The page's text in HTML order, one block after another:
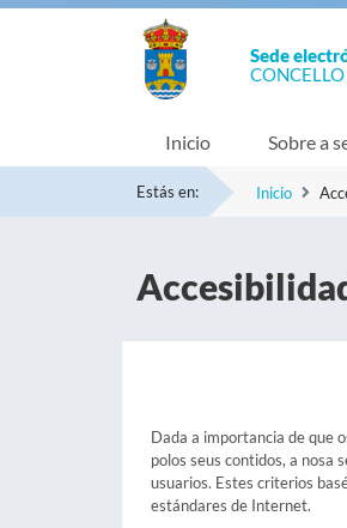
Sede
Inicio Sobre a
Estás en: Inicio
Dada a importancia de que
polos seus contidos, a nosa
usuarios. Estes criterios
estándares de Internet.